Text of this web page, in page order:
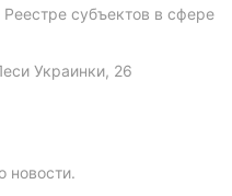
субъектов в сфере
Украинки, 26
новости.